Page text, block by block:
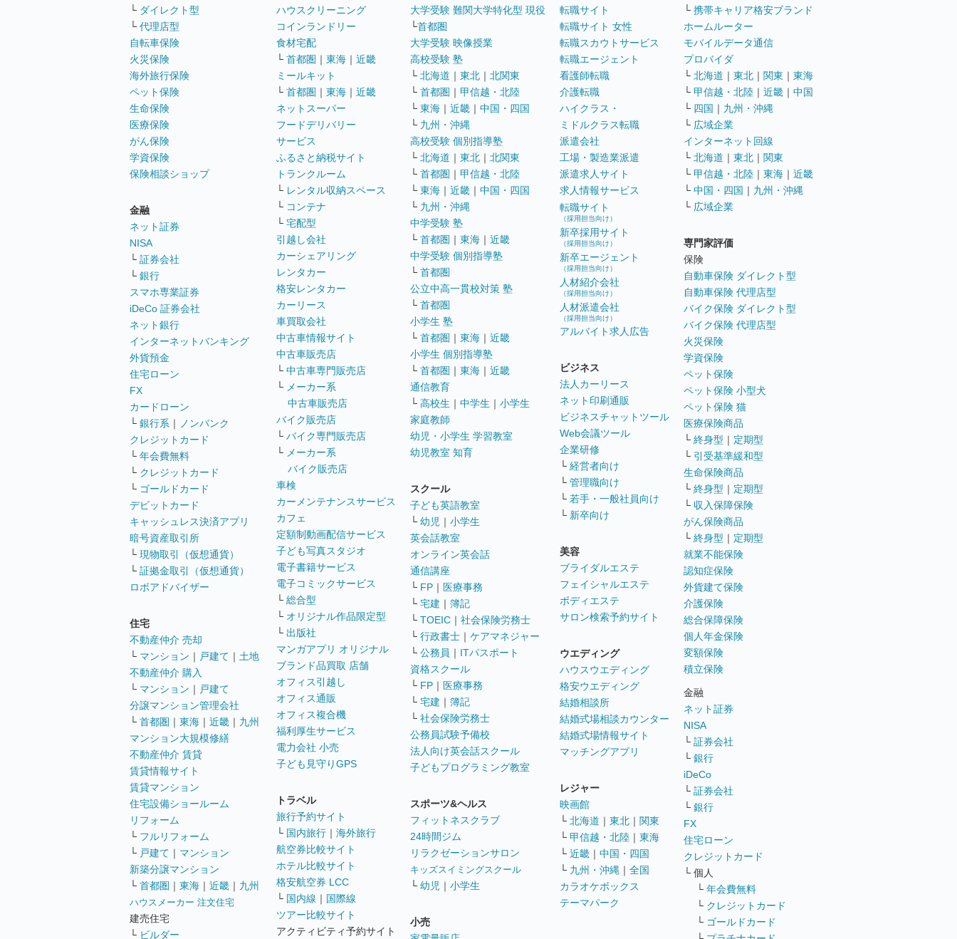
└ ダイレクト型
└ 代理店型
自転車保険
火災保険
海外旅行保険
ペット保険
生命保険
医療保険
がん保険
学資保険
保険相談ショップ
金融
ネット証券
NISA
└ 証券会社
└ 銀行
スマホ専業証券
iDeCo 証券会社
ネット銀行
インターネットバンキング
外貨預金
住宅ローン
FX
カードローン
└ 銀行系 ｜
ノンバンク
クレジットカード
└ 年会費無料
└ クレジットカード
└ ゴールドカード
デビットカード
キャッシュレス決済アプリ
暗号資産取引所
└ 現物取引（仮想通貨）
└ 証拠金取引（仮想通貨）
ロボアドバイザー
住宅
不動産仲介 売却
└ マンション ｜ 戸建て ｜ 土地
不動産仲介 購入
└ マンション ｜ 戸建て
分譲マンション管理会社
└ 首都圏 ｜ 東海 ｜ 近畿 ｜ 九州
マンション大規模修繕
不動産仲介 賃貸
賃貸情報サイト
賃貸マンション
住宅設備ショールーム
リフォーム
└ フルリフォーム
└ 戸建て ｜ マンション
新築分譲マンション
└ 首都圏 ｜ 東海 ｜ 近畿 ｜ 九州
ハウスメーカー 注文住宅
建売住宅
└ ビルダー
ハウスクリーニング
コインランドリー
食材宅配
└ 首都圏 ｜ 東海 ｜ 近畿
ミールキット
└ 首都圏 ｜ 東海 ｜ 近畿
ネットスーパー
フードデリバリー
サービス
ふるさと納税サイト
トランクルーム
└ レンタル収納スペース
└ コンテナ
└ 宅配型
引越し会社
カーシェアリング
レンタカー
格安レンタカー
カーリース
車買取会社
中古車情報サイト
中古車販売店
└ 中古車専門販売店
└ メーカー系
中古車販売店
バイク販売店
└ バイク専門販売店
└ メーカー系
バイク販売店
車検
カーメンテナンスサービス
カフェ
定額制動画配信サービス
子ども写真スタジオ
電子書籍サービス
電子コミックサービス
└ 総合型
└ オリジナル作品限定型
└ 出版社
マンガアプリ オリジナル
ブランド品買取 店舗
オフィス引越し
オフィス通販
オフィス複合機
福利厚生サービス
電力会社 小売
子ども見守りGPS
トラベル
旅行予約サイト
└ 国内旅行 ｜ 海外旅行
航空券比較サイト
ホテル比較サイト
格安航空券 LCC
└ 国内線 ｜ 国際線
ツアー比較サイト
アクティビティ予約サイト
大学受験 難関大学特化型 現役
└首都圏
大学受験 映像授業
高校受験 塾
└ 北海道 ｜ 東北 ｜ 北関東
└ 首都圏 ｜ 甲信越・北陸
└ 東海 ｜ 近畿 ｜ 中国・四国
└ 九州・沖縄
高校受験 個別指導塾
└ 北海道 ｜ 東北 ｜ 北関東
└ 首都圏 ｜ 甲信越・北陸
└ 東海 ｜ 近畿 ｜ 中国・四国
└ 九州・沖縄
中学受験 塾
└ 首都圏 ｜ 東海 ｜ 近畿
中学受験 個別指導塾
└ 首都圏
公立中高一貫校対策 塾
└ 首都圏
小学生 塾
└ 首都圏 ｜ 東海 ｜ 近畿
小学生 個別指導塾
└ 首都圏 ｜ 東海 ｜ 近畿
通信教育
└ 高校生 ｜ 中学生 ｜ 小学生
家庭教師
幼児・小学生 学習教室
幼児教室 知育
スクール
子ども英語教室
└ 幼児 ｜ 小学生
英会話教室
オンライン英会話
通信講座
└ FP ｜ 医療事務
└ 宅建 ｜ 簿記
└ TOEIC ｜ 社会保険労務士
└ 行政書士 ｜ ケアマネジャー
└ 公務員 ｜ ITパスポート
資格スクール
└ FP ｜ 医療事務
└ 宅建 ｜ 簿記
└ 社会保険労務士
公務員試験予備校
法人向け英会話スクール
子どもプログラミング教室
スポーツ&ヘルス
フィットネスクラブ
24時間ジム
リラクゼーションサロン
キッズスイミングスクール
└ 幼児 ｜ 小学生
小売
転職サイト
転職サイト 女性
転職スカウトサービス
転職エージェント
看護師転職
介護転職
ハイクラス・
ミドルクラス転職
派遣会社
工場・製造業派遣
派遣求人サイト
求人情報サービス
転職サイト
（採用担当向け）
新卒採用サイト
（採用担当向け）
新卒エージェント
（採用担当向け）
人材紹介会社
（採用担当向け）
人材派遣会社
（採用担当向け）
アルバイト求人広告
ビジネス
法人カーリース
ネット印刷通販
ビジネスチャットツール
Web会議ツール
企業研修
└ 経営者向け
└ 管理職向け
└ 若手・一般社員向け
└ 新卒向け
美容
ブライダルエステ
フェイシャルエステ
ボディエステ
サロン検索予約サイト
ウエディング
ハウスウエディング
格安ウエディング
結婚相談所
結婚式場相談カウンター
結婚式場情報サイト
マッチングアプリ
レジャー
映画館
└ 北海道 ｜ 東北 ｜ 関東
└ 甲信越・北陸 ｜ 東海
└ 近畿 ｜ 中国・四国
└ 九州・沖縄 ｜ 全国
カラオケボックス
テーマパーク
└ 携帯キャリア格安ブランド
ホームルーター
モバイルデータ通信
プロバイダ
└ 北海道 ｜ 東北 ｜ 関東 ｜ 東海
└ 甲信越・北陸 ｜ 近畿 ｜ 中国
└ 四国 ｜ 九州・沖縄
└ 広域企業
インターネット回線
└ 北海道 ｜ 東北 ｜ 関東
└ 甲信越・北陸 ｜ 東海 ｜ 近畿
└ 中国・四国 ｜ 九州・沖縄
└ 広域企業
専門家評価
保険
自動車保険 ダイレクト型
自動車保険 代理店型
バイク保険 ダイレクト型
バイク保険 代理店型
火災保険
学資保険
ペット保険
ペット保険 小型犬
ペット保険 猫
医療保険商品
└ 終身型 ｜ 定期型
└ 引受基準緩和型
生命保険商品
└ 終身型 ｜ 定期型
└ 収入保障保険
がん保険商品
└ 終身型 ｜ 定期型
就業不能保険
認知症保険
外貨建て保険
介護保険
総合保障保険
個人年金保険
変額保険
積立保険
金融
ネット証券
NISA
└ 証券会社
└ 銀行
iDeCo
└ 証券会社
└ 銀行
FX
住宅ローン
クレジットカード
└ 個人
└ 年会費無料
└ クレジットカード
└ ゴールドカード